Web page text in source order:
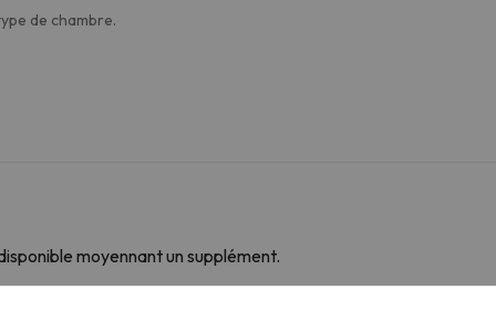
de chambre.
moyennant un supplément.